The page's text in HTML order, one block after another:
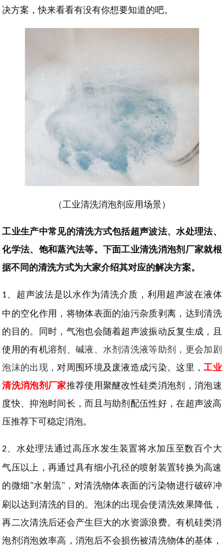
决方案，快来看看有没有你想要知道的吧。
（ 工业清洗消泡剂应用场景）
工业生产中常见的清洗方式包括超声波法、水处理法、
化学法、饱和蒸汽法等。 下面工业清洗消泡剂厂家就根
据不同的清洗方式为大家介绍其对应的解决方案。
1、 超声波法是以水作为清洗介质， 利用超声波在液体
中的空化作用，将物体表面的油污杂质剥离，达到清洗
的目的。
同时，气泡也会随着超声波振动反复生成，且
使用的有机溶剂 、碱液、水剂清洗液等助剂，更会加剧
泡沫的出现，对周围环境及废液造成污染。这里，工业
清洗消泡剂厂家推荐使用聚醚改性硅类消泡剂 ， 消泡速
度快、抑泡时间长，而且与助剂配伍性好，在超声波高
压推荐下可稳定消泡。
2、 水处理法通过高压水发生装置将水加压至数百个大
气压以上，再通过具有细小孔径的喷射装置转换为高速
的微细 "水射流" ，对清洗物体表面的污染物进行破碎冲
刷以达到清洗的目的。 泡沫的出现会使清洗效果降低，
再二次清洗后还会产生巨大的水资源浪费。有机硅类消
泡剂消泡效率高，消泡后不会损伤被清洗物体的基体，